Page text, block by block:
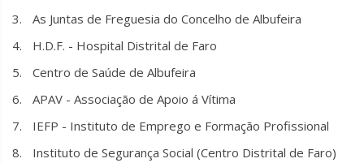
As Juntas de Freguesia do Concelho de Albufeira
H.D.F. - Hospital Distrital de Faro
Centro de Saúde de Albufeira
APAV - Associação de Apoio á Vítima
IEFP - Instituto de Emprego e Formação Profissional
Instituto de Segurança Social (Centro Distrital de Faro)